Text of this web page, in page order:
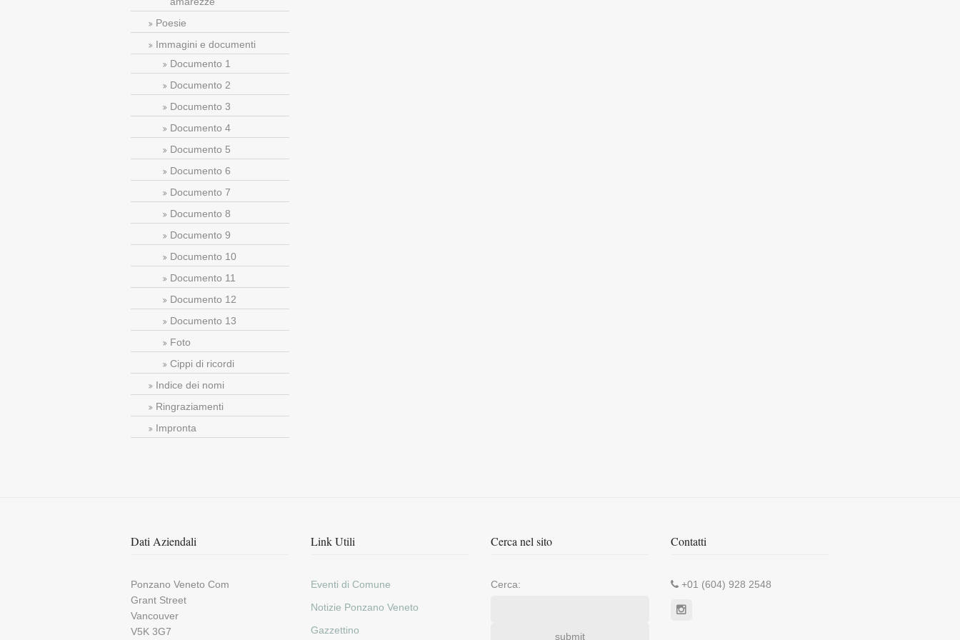
Poesie
Immagini e documenti
Documento 1
Documento 2
Documento 3
Documento 4
Documento 5
Documento 6
Documento 7
Documento 8
Documento 9
Documento 10
Documento 11
Documento 12
Documento 13
Foto
Cippi di ricordi
Indice dei nomi
Ringraziamenti
Impronta
Dati Aziendali
Ponzano Veneto Com
Grant Street
Vancouver
V5K 3G7
Link Utili
Eventi di Comune
Notizie Ponzano Veneto
Gazzettino
Cerca nel sito
Cerca:
Contatti
+01 (604) 928 2548